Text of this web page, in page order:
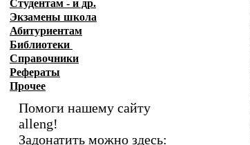
Студентам - и др.
Экзамены школа
Абитуриентам
Библиотеки
Справочники
Рефераты
Прочее
Помоги нашему сайту
alleng!
Задонатить можно здесь: